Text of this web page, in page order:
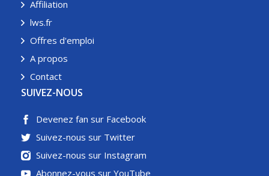
Affiliation
lws.fr
Offres d'emploi
A propos
Contact
SUIVEZ-NOUS
Devenez fan sur Facebook
Suivez-nous sur Twitter
Suivez-nous sur Instagram
Abonnez-vous sur YouTube